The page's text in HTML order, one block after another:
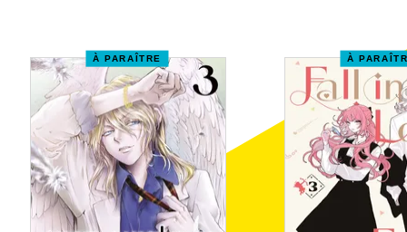
À PARAÎTRE À